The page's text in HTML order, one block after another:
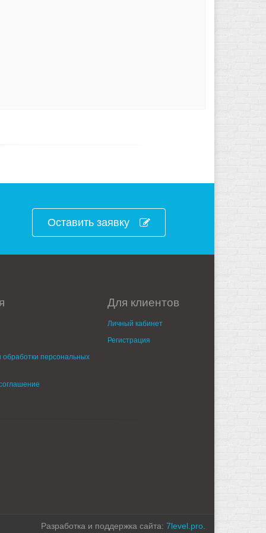
Оставить заявку
персональных
Для клиентов
Личный кабинет
Регистрация
Разработка и поддержка сайта: 7level.pro.